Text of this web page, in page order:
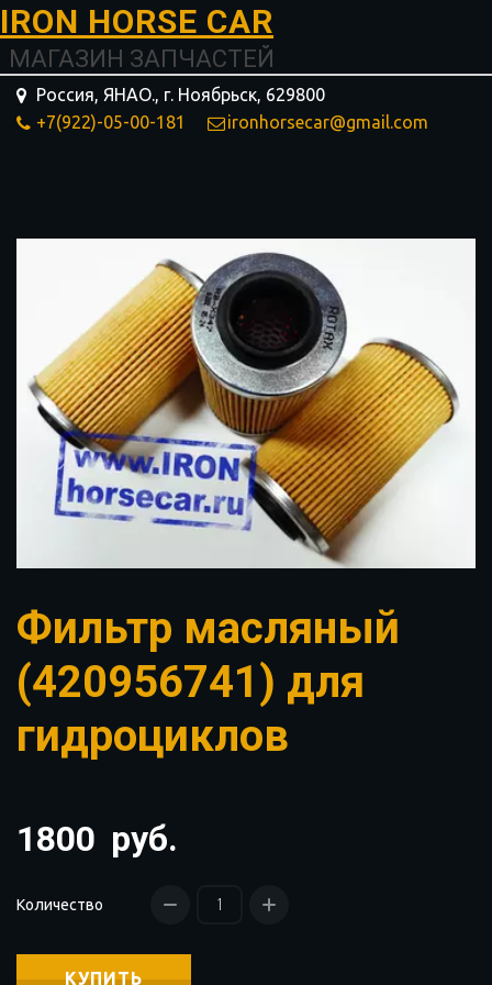
I­­RON HORSE ­­­­­­CAR
МАГАЗИН ЗАПЧАСТЕЙ
Россия, ЯНАО., г. Ноябрьск, 629800
+7(922)-05-00-181
ironhorsecar@gmail.com
Фильтр масляный
(420956741) для
гидроциклов
1800 руб.
Количество
КУПИТЬ